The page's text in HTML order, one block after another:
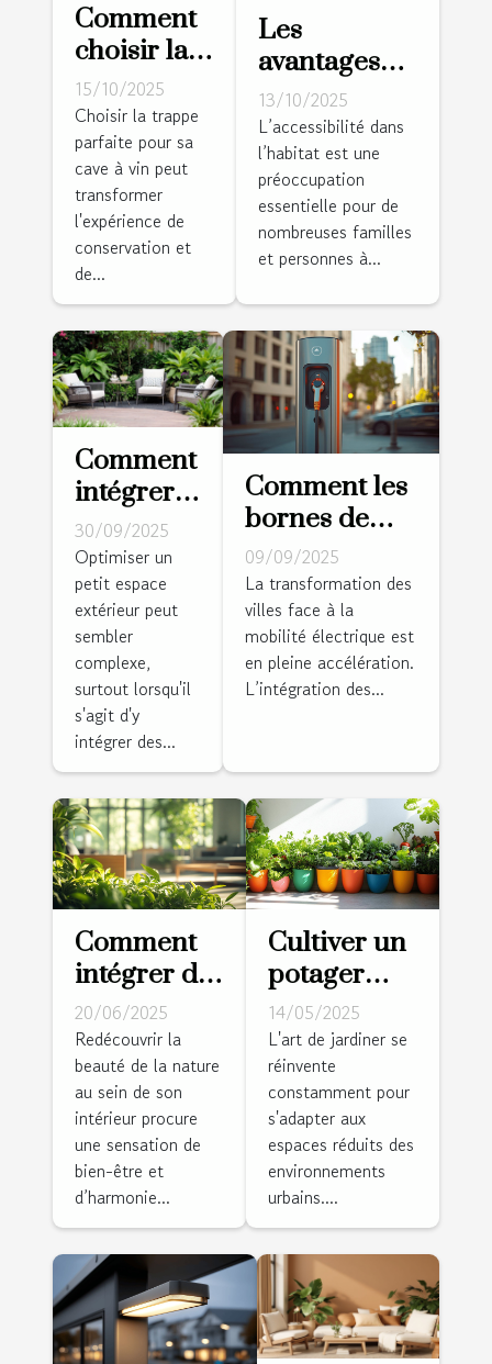
Comment
choisir la
trappe
idéale
pour votre
cave à vin ?
15/10/2025
Choisir la trappe
parfaite pour sa
cave à vin peut
transformer
l'expérience de
conservation et
de...
Les
avantages
des
installations
élévatrices
pour
l'accessibilité
domestique
13/10/2025
L’accessibilité dans
l’habitat est une
préoccupation
essentielle pour de
nombreuses familles
et personnes à...
Comment
intégrer
des
meubles
de jardin
dans une
petite
espace ?
30/09/2025
Optimiser un
petit espace
extérieur peut
sembler
complexe,
surtout lorsqu'il
s'agit d'y
intégrer des...
Comment les
bornes de
recharge
électrique
transforment-
elles
l'urbanisme ?
09/09/2025
La transformation des
villes face à la
mobilité électrique est
en pleine accélération.
L’intégration des...
Comment
intégrer des
éléments
naturels
dans votre
décoration
intérieure
20/06/2025
Redécouvrir la
beauté de la nature
au sein de son
intérieur procure
une sensation de
bien-être et
d’harmonie...
Cultiver un
potager
vertical
conseils
pour
démarrer et
entretenir
votre jardin
en hauteur
14/05/2025
L'art de jardiner se
réinvente
constamment pour
s'adapter aux
espaces réduits des
environnements
urbains....